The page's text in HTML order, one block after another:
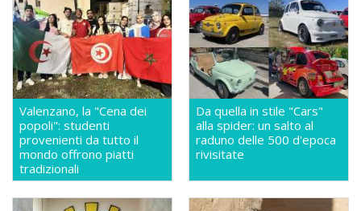
Valenzano, la "Cena dei
popoli": studenti
provenienti da tutto il
mondo offrono piatti
tradizionali
Da quella in stile "Cars"
alla spider: un salto al
raduno delle 500 d'epoca
rivisitate